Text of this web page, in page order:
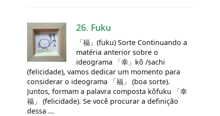
26. Fuku
「福」(fuku) Sorte Continuando a
matéria anterior sobre o
ideograma 「幸」kô /sachi
(felicidade), vamos dedicar um momento para
considerar o ideograma 「福」 (boa sorte).
Juntos, formam a palavra composta kôfuku 「幸
福」 (felicidade). Se você procurar a definição
dessa ...